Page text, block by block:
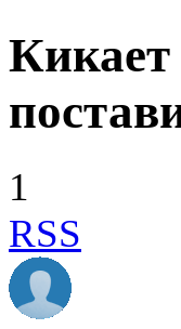
Кикает
1
RSS